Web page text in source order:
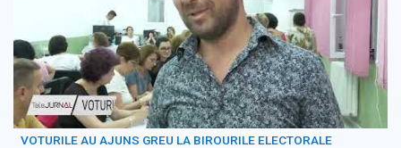
VOTURILE AU AJUNS GREU LA BIROURILE ELECTORALE